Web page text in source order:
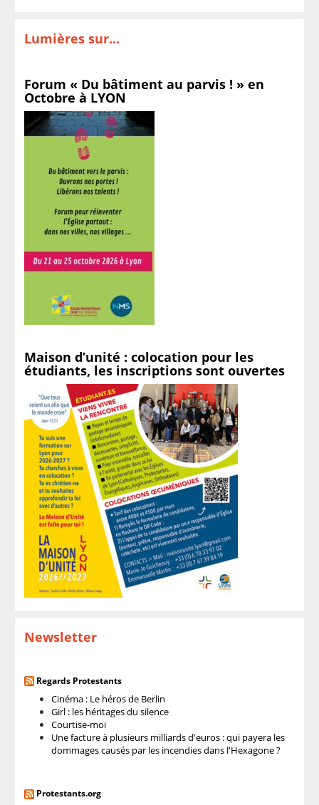
Lumières sur...
Forum « Du bâtiment au parvis ! » en
Octobre à LYON
Maison d’unité : colocation pour les
étudiants, les inscriptions sont ouvertes
Newsletter
Regards Protestants
Cinéma : Le héros de Berlin
Girl : les héritages du silence
Courtise-moi
Une facture à plusieurs milliards d'euros : qui payera les
dommages causés par les incendies dans l'Hexagone ?
Protestants.org